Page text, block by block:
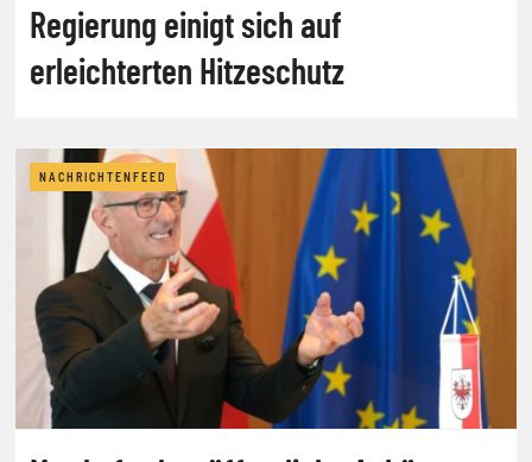
Regierung einigt sich auf
erleichterten Hitzeschutz
NACHRICHTENFEED